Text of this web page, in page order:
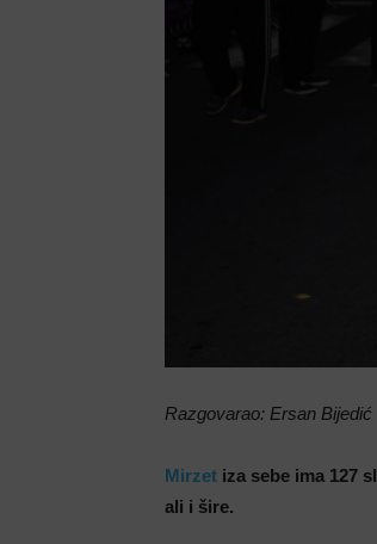
Razgovarao: Ersan Bijedić
Mirzet iza sebe ima 127
ali i šire.